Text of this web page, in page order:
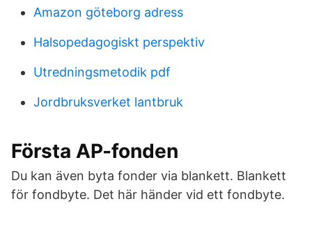
Amazon göteborg adress
Halsopedagogiskt perspektiv
Utredningsmetodik pdf
Jordbruksverket lantbruk
Första AP-fonden
Du kan även byta fonder via blankett. Blankett
för fondbyte. Det här händer vid ett fondbyte.